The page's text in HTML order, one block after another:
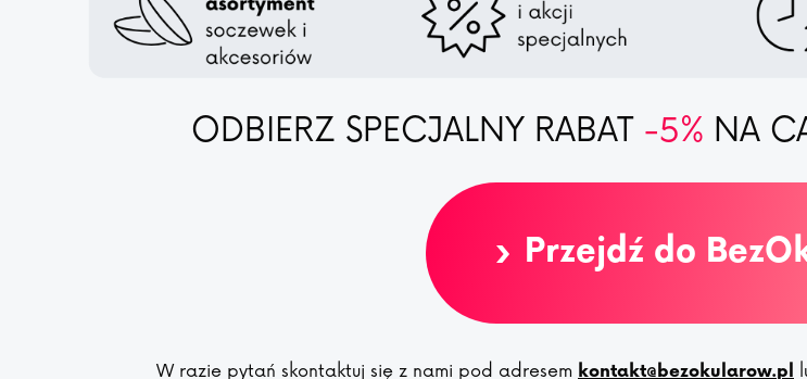
ODBIERZ SPECJALNY RABAT -5% NA
› Przejdź do
W razie pytań skontaktuj się z nami pod adresem kontakt@bezokularow.pl